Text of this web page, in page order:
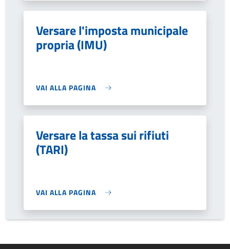
Versare l'imposta municipale
propria (IMU)
VAI ALLA PAGINA
Versare la tassa sui rifiuti
(TARI)
VAI ALLA PAGINA